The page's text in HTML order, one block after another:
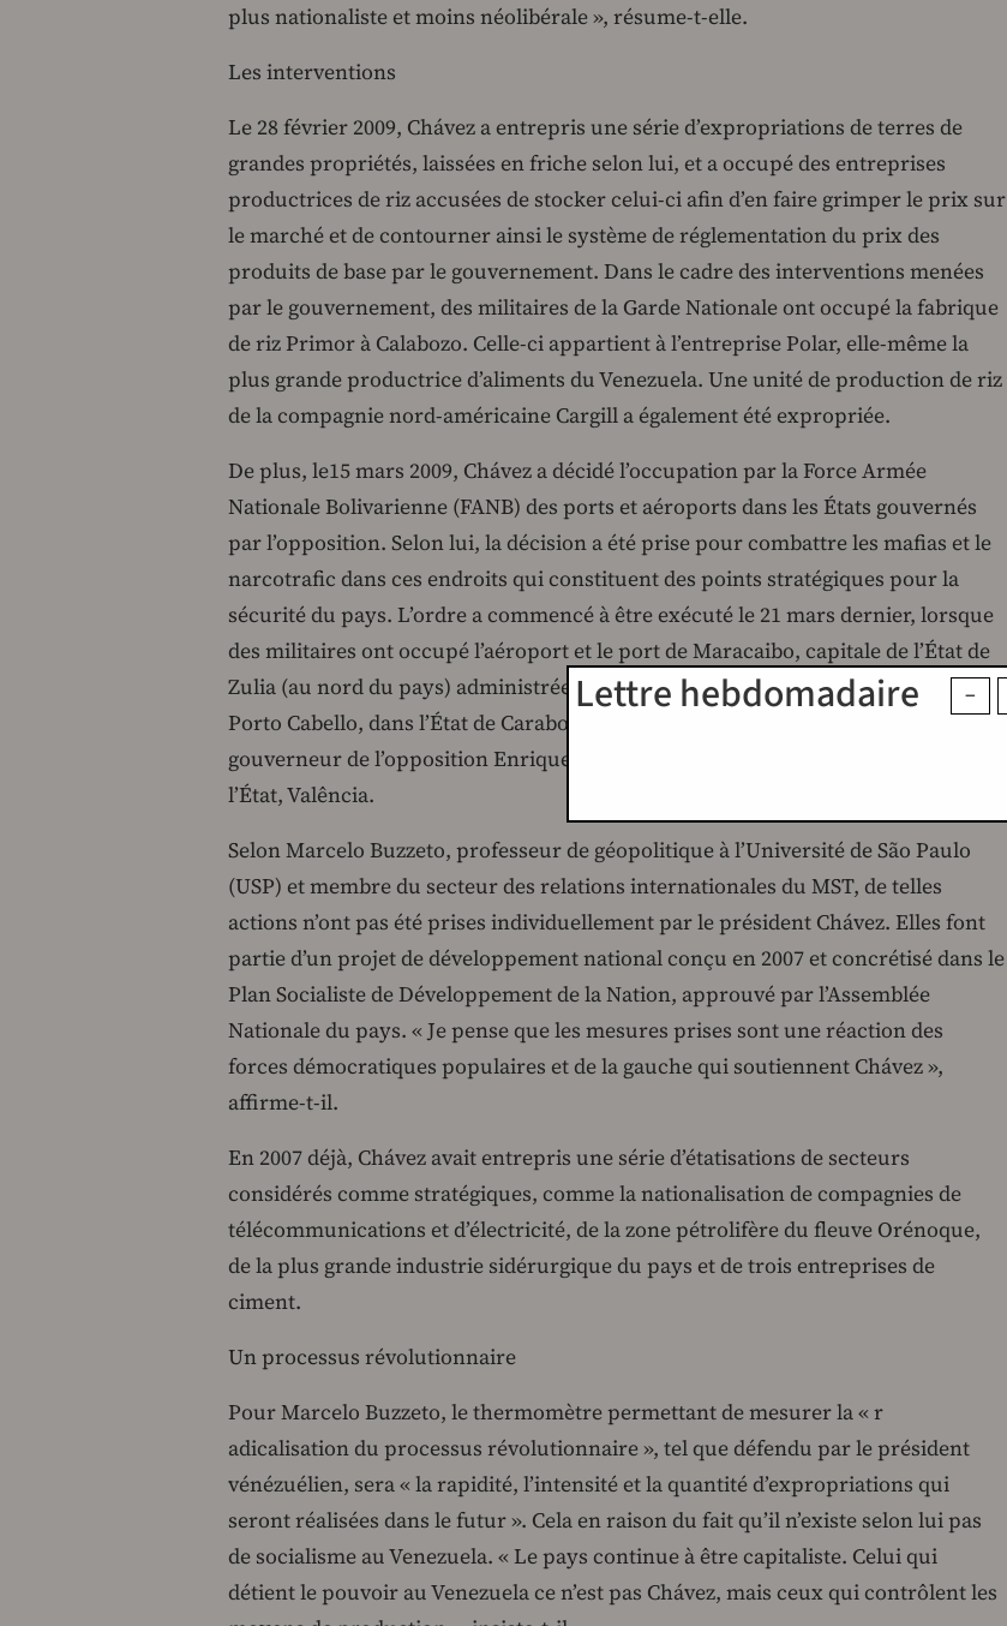
plus nationaliste et moins néolibérale », résume-t-elle.
Les interventions
Le 28 février 2009, Chávez a entrepris une série d’expropriations de terres de
grandes propriétés, laissées en friche selon lui, et a occupé des entreprises
productrices de riz accusées de stocker celui-ci afin d’en faire grimper le prix sur
le marché et de contourner ainsi le système de réglementation du prix des
produits de base par le gouvernement. Dans le cadre des interventions menées
par le gouvernement, des militaires de la Garde Nationale ont occupé la fabrique
de riz Primor à Calabozo. Celle-ci appartient à l’entreprise Polar, elle-même la
plus grande productrice d’aliments du Venezuela. Une unité de production de riz
de la compagnie nord-américaine Cargill a également été expropriée.
De plus, le15 mars 2009, Chávez a décidé l’occupation par la Force Armée
Nationale Bolivarienne (FANB) des ports et aéroports dans les États gouvernés
par l’opposition. Selon lui, la décision a été prise pour combattre les mafias et le
narcotrafic dans ces endroits qui constituent des points stratégiques pour la
sécurité du pays. L’ordre a commencé à être exécuté le 21 mars dernier, lorsque
des militaires ont occupé l’aéroport et le port de Maracaibo, capitale de l’État de
Zulia (au nord du pays) administrée par l’opposant Manuel Rosales, la ville de
Porto Cabello, dans l’État de Carabobo (au centre du pays), administrée par le
gouverneur de l’opposition Enrique Salas Feo, et l’aéroport de la capitale de
l’État, Valência.
Selon Marcelo Buzzeto, professeur de géopolitique à l’Université de São Paulo
(USP) et membre du secteur des relations internationales du MST, de telles
actions n’ont pas été prises individuellement par le président Chávez. Elles font
partie d’un projet de développement national conçu en 2007 et concrétisé dans le
Plan Socialiste de Développement de la Nation, approuvé par l’Assemblée
Nationale du pays. « Je pense que les mesures prises sont une réaction des
forces démocratiques populaires et de la gauche qui soutiennent Chávez »,
affirme-t-il.
En 2007 déjà, Chávez avait entrepris une série d’étatisations de secteurs
considérés comme stratégiques, comme la nationalisation de compagnies de
télécommunications et d’électricité, de la zone pétrolifère du fleuve Orénoque,
de la plus grande industrie sidérurgique du pays et de trois entreprises de
ciment.
Un processus révolutionnaire
Pour Marcelo Buzzeto, le thermomètre permettant de mesurer la « r
adicalisation du processus révolutionnaire », tel que défendu par le président
vénézuélien, sera « la rapidité, l’intensité et la quantité d’expropriations qui
seront réalisées dans le futur ». Cela en raison du fait qu’il n’existe selon lui pas
de socialisme au Venezuela. « Le pays continue à être capitaliste. Celui qui
détient le pouvoir au Venezuela ce n’est pas Chávez, mais ceux qui contrôlent les
−
Lettre hebdomadaire